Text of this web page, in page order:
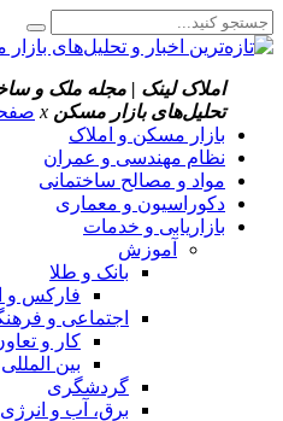
املاک لینک | مجله ملک و
تحلیل‌های بازار مسکن x
بازار مسکن و املاک
نظام مهندسی و عمران
مواد و مصالح ساختمانی
دکوراسیون و معماری
بازاریابی و خدمات
آموزش
بانک و طلا
فارکس و
اجتماعی و
کار و
بین المللی
گردشگری
برق، آب و انرژی